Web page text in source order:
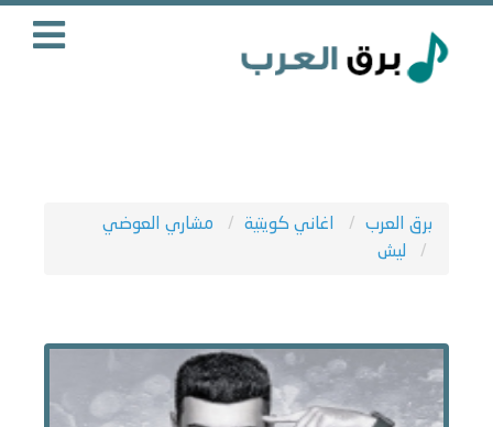
برق العرب اغاني كويتية
مشاري العوضي
ليش